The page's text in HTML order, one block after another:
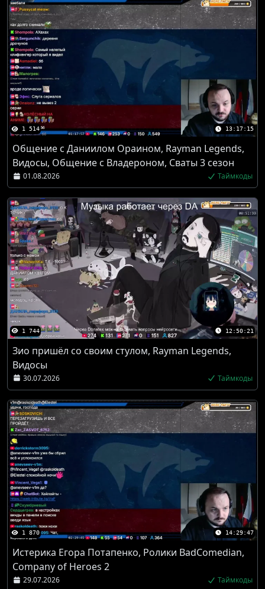
1 514 13:17:15
Общение с Даниилом Ораином, Rayman Legends,
Видосы, Общение с Владероном, Сваты 3 сезон
01.08.2026 Таймкоды
1 744 12:50:21
Зио пришёл со своим стулом, Rayman Legends,
Видосы
30.07.2026 Таймкоды
1 870 14:29:47
Истерика Егора Потапенко, Ролики BadComedian,
Company of Heroes 2
29.07.2026 Таймкоды